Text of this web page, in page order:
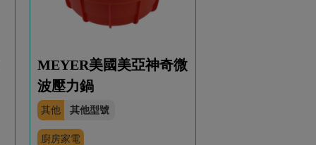
MEYER美國美亞神奇微
波壓力鍋
其他 其他型號
廚房家電